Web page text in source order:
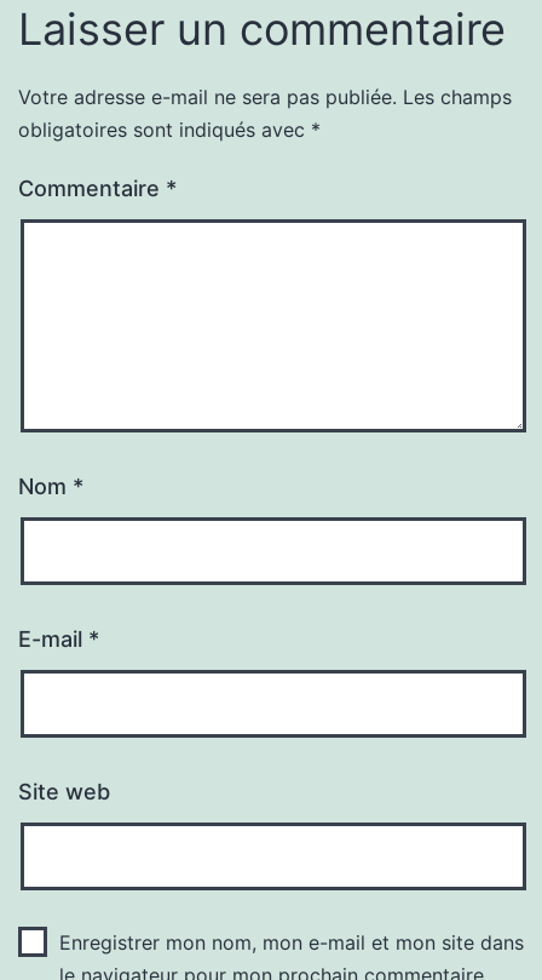
Laisser un commentaire
Votre adresse e-mail ne sera pas publiée. Les champs
obligatoires sont indiqués avec *
Commentaire *
Nom *
E-mail *
Site web
Enregistrer mon nom, mon e-mail et mon site dans
le navigateur pour mon prochain commentaire.